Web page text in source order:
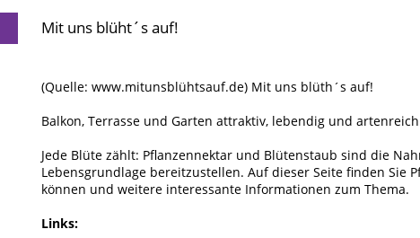
Mit uns blüht´s auf!
(Quelle: www.mitunsblühtsauf.de) Mit uns blüth´s auf!
Balkon, Terrasse und Garten attraktiv, lebendig und
Jede Blüte zählt: Pflanzennektar und Blütenstaub sind die
Lebensgrundlage bereitzustellen. Auf dieser Seite finden Sie
können und weitere interessante Informationen zum Thema.
Links: